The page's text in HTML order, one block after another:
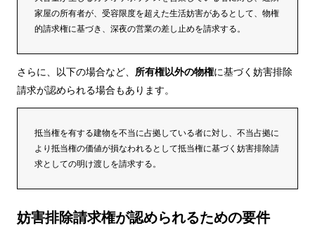
家屋の所有者が、受容限度を超えた生活妨害があるとして、物権
的請求権に基づき、深夜の営業の差し止めを請求する。
さらに、以下の場合など、 所有権以外の物権に基づく妨害排除
請求が認められる場合もあります。
抵当権を有する建物を不当に占拠している者に対し、不当占拠に
より抵当権の価値が損なわれるとして抵当権に基づく妨害排除請
求としての明け渡しを請求する。
妨害排除請求権が認められるための要件